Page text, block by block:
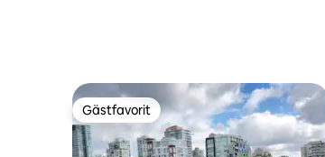
Gästfavorit
Gästfavorit